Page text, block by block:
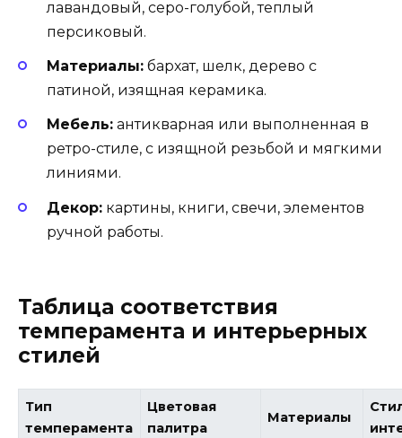
лавандовый, серо-голубой, теплый
персиковый.
Материалы: бархат, шелк, дерево с
патиной, изящная керамика.
Мебель: антикварная или выполненная в
ретро-стиле, с изящной резьбой и мягкими
линиями.
Декор: картины, книги, свечи, элементов
ручной работы.
Таблица соответствия
темперамента и интерьерных
стилей
Тип
темперамента
Цветовая
палитра
Материалы